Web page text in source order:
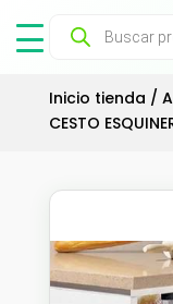
Búsqueda
productos
Inicio tienda /
CESTO